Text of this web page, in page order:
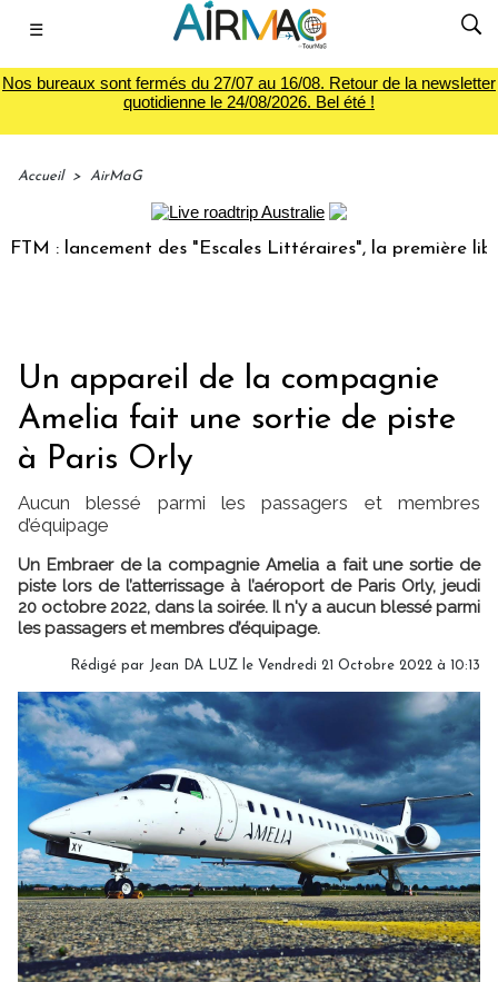
☰
Nos bureaux sont fermés du 27/07 au 16/08. Retour de la newsletter
quotidienne le 24/08/2026. Bel été !
Accueil > AirMaG
: lancement des "Escales Littéraires", la première librairie
Un appareil de la compagnie
Amelia fait une sortie de piste
à Paris Orly
Aucun blessé parmi les passagers et membres
d’équipage
Un Embraer de la compagnie Amelia a fait une sortie de
piste lors de l’atterrissage à l’aéroport de Paris Orly, jeudi
20 octobre 2022, dans la soirée. Il n'y a aucun blessé parmi
les passagers et membres d’équipage.
Rédigé par Jean DA LUZ le Vendredi 21 Octobre 2022 à 10:13